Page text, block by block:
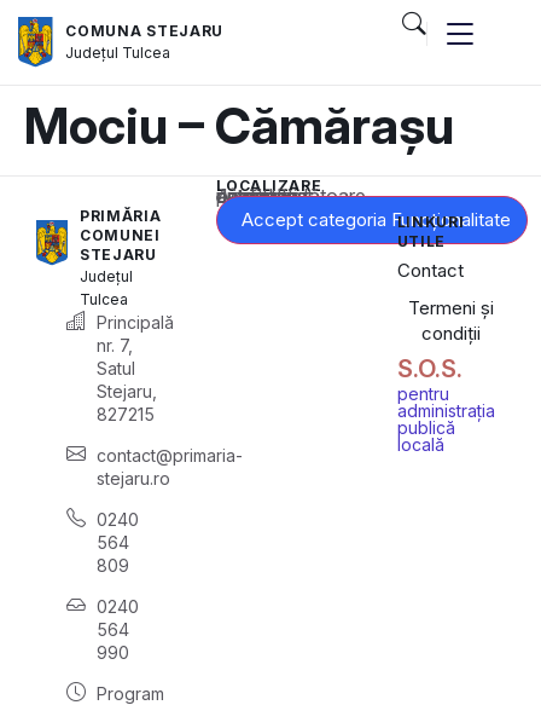
COMUNA STEJARU
Județul Tulcea
Mociu – Cămărașu
PRIMĂRIA
COMUNEI
STEJARU
Județul
Tulcea
Principală
nr. 7,
Satul
Stejaru,
827215
contact@primaria-
stejaru.ro
0240
564
809
0240
564
990
Program
LOCALIZARE
Acest conținut este blocat până când acceptați categoria corespunzătoare de cookie-uri.
Accept categoria Funcționalitate
LINKURI
UTILE
Contact
Termeni și
condiții
S.O.S.
pentru
administrația
publică
locală